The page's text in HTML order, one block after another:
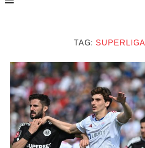
TAG: SUPERLIGA